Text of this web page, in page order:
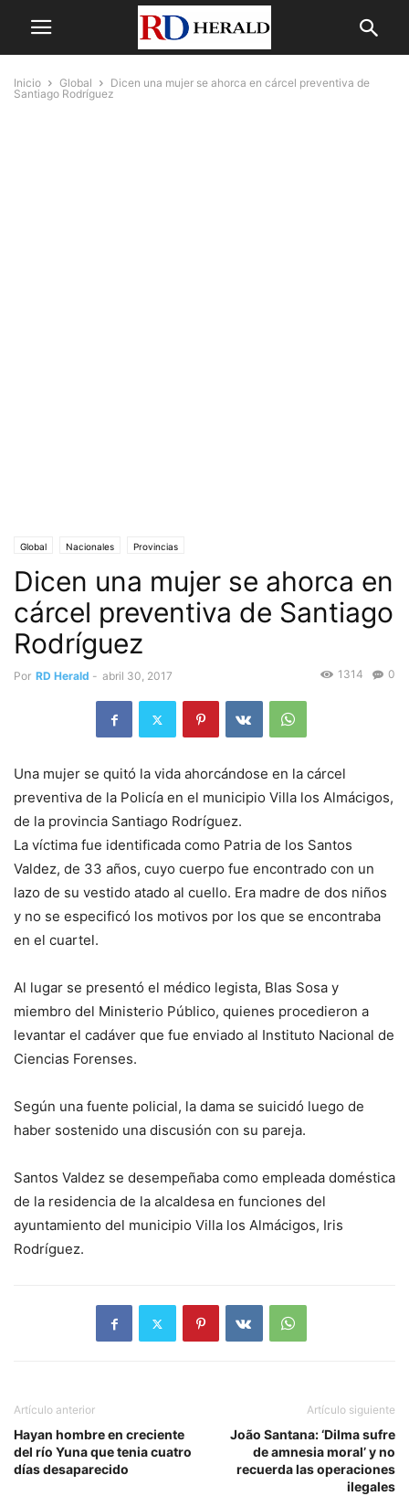
Inicio Global
Dicen una mujer se ahorca en cárcel preventiva de
Santiago Rodríguez
Global Nacionales Provincias
Dicen una mujer se ahorca en
cárcel preventiva de Santiago
Rodríguez
Por RD Herald - abril 30, 2017 0
1314
Una mujer se quitó la vida ahorcándose en la cárcel
preventiva de la Policía en el municipio Villa los Almácigos,
de la provincia Santiago Rodríguez.
La víctima fue identificada como Patria de los Santos
Valdez, de 33 años, cuyo cuerpo fue encontrado con un
lazo de su vestido atado al cuello. Era madre de dos niños
y no se especificó los motivos por los que se encontraba
en el cuartel.
Al lugar se presentó el médico legista, Blas Sosa y
miembro del Ministerio Público, quienes procedieron a
levantar el cadáver que fue enviado al Instituto Nacional de
Ciencias Forenses.
Según una fuente policial, la dama se suicidó luego de
haber sostenido una discusión con su pareja.
Santos Valdez se desempeñaba como empleada doméstica
de la residencia de la alcaldesa en funciones del
ayuntamiento del municipio Villa los Almácigos, Iris
Rodríguez.
Artículo anterior
Hayan hombre en creciente
del río Yuna que tenia cuatro
días desaparecido
Artículo siguiente
João Santana: ‘Dilma sufre
de amnesia moral’ y no
recuerda las operaciones
ilegales